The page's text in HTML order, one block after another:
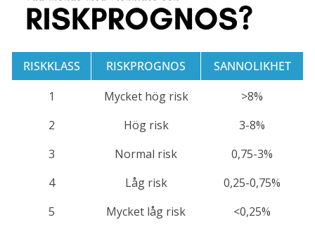
RISKKLASS RISKPROGNOS
SANNOLIKHET
1
Mycket hög risk
>8%
2
Hög risk
3-8%
3
Normal risk
0,75-3%
4
Låg risk
0,25-0,75%
5
Mycket låg risk <0,25%